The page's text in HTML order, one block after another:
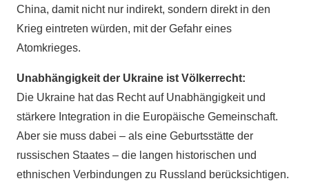
China, damit nicht nur indirekt, sondern direkt in den
Krieg eintreten würden, mit der Gefahr eines
Atomkrieges.
Unabhängigkeit der Ukraine ist Völkerrecht:
Die Ukraine hat das Recht auf Unabhängigkeit und
stärkere Integration in die Europäische Gemeinschaft.
Aber sie muss dabei – als eine Geburtsstätte der
russischen Staates – die langen historischen und
ethnischen Verbindungen zu Russland berücksichtigen.